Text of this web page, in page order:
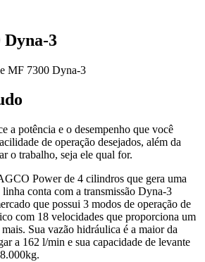
Dyna-3
MF 7300 Dyna-3
a potência e o desempenho que você
de operação desejados, além da
o trabalho, seja ele qual for.
Power de 4 cilindros que gera uma
conta com a transmissão Dyna-3
que possui 3 modos de operação de
com 18 velocidades que proporciona um
Sua vazão hidráulica é a maior da
a 162 l/min e sua capacidade de levante